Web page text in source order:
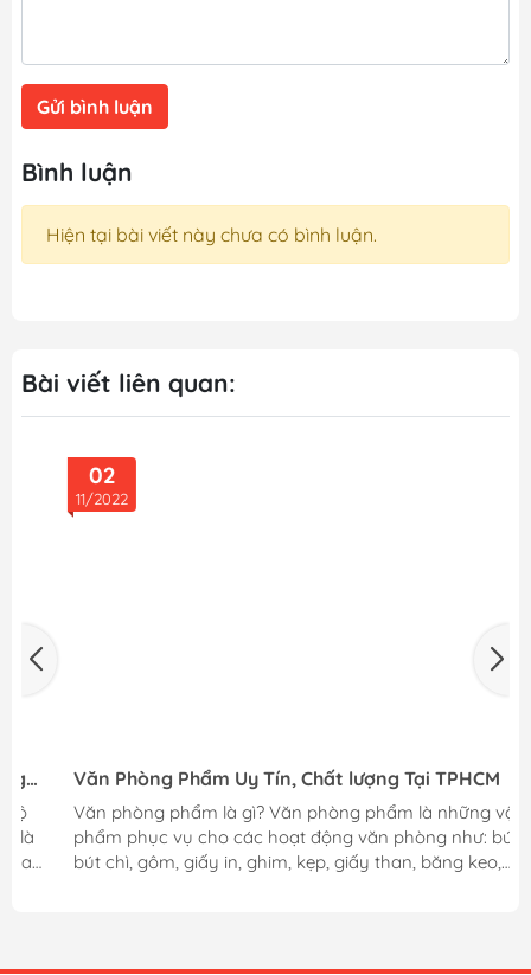
Gửi bình luận
Bình luận
Hiện tại bài viết này chưa có bình luận.
Bài viết liên quan:
11/2022
Văn Phòng Phẩm Uy Tín, Chất lượng Tại TPHCM
Văn phòng phẩm là gì? Văn phòng phẩm là những vật
phẩm phục vụ cho các hoạt động văn phòng như: bút bi,
bút chì, gôm, giấy in, ghim, kẹp, giấy than, băng keo,